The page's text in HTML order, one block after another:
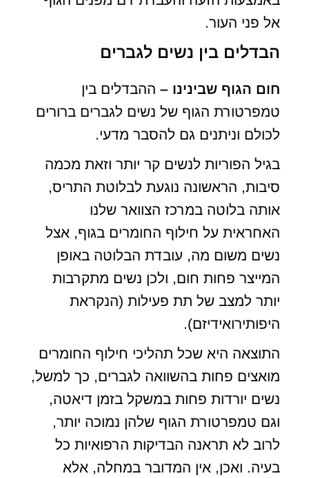
אל פני העור.
הבדלים בין נשים לגברים
חום הגוף שבינינו– ההבדלים בין
טמפרטורת הגוף של נשים לגברים ברורים
לכולם וניתנים גם להסבר מדעי.
בגיל הפוריות לנשים קר יותר וזאת מכמה
סיבות, הראשונה נוגעת לבלוטת התריס,
אותה בלוטה במרכז הצוואר שלנו
האחראית על חילוף החומרים בגוף, אצל
נשים משום מה, עובדת הבלוטה באופן
המייצר פחות חום, ולכן נשים מתקרבות
יותר למצב של תת פעילות (הנקראת
היפותירואידיזם).
התוצאה היא שכל תהליכי חילוף החומרים
מואצים פחות בהשוואה לגברים, כך למשל,
נשים יורדות פחות במשקל בזמן דיאטה,
וגם טמפרטורת הגוף שלהן נמוכה יותר,
לרוב לא תראנה הבדיקות הרפואיות כל
בעיה. ואכן, אין המדובר במחלה, אלא